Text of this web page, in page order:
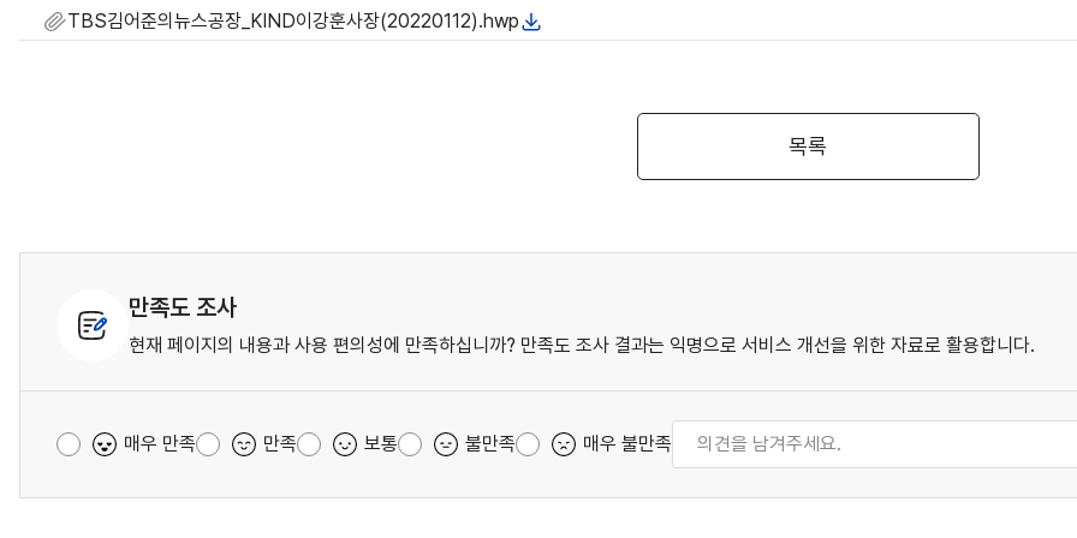
TBS김어준의뉴스공장_KIND이강훈사장(20220112).hwp
목록
만족도 조사
현재 페이지의 내용과 사용 편의성에 만족하십니까? 만족도 조사 결과는 익명으로 서비스 개선을 위한 자료로 활용합니다.
매우 만족 만족 보통 불만족 매우 불만족